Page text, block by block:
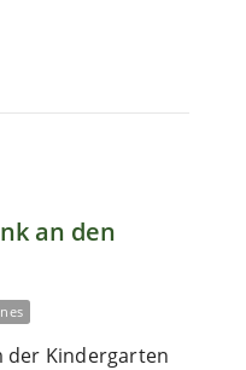
an den
der Kindergarten